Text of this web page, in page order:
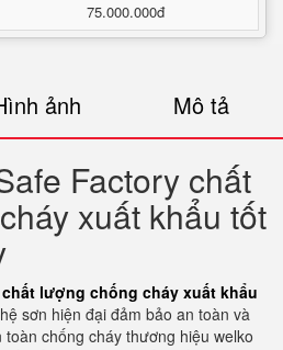
75.000.000đ
ảnh Mô tả
Factory chất
xuất khẩu tốt
chất lượng chống cháy xuất khẩu
sơn hiện đại đảm bảo an toàn và
chống cháy thương hiệu welko